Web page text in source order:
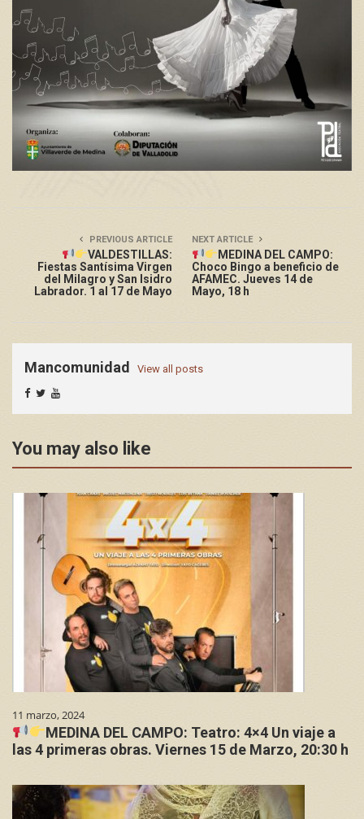
PREVIOUS ARTICLE
VALDESTILLAS:
Fiestas Santísima Virgen
del Milagro y San Isidro
Labrador. 1 al 17 de Mayo
NEXT ARTICLE
MEDINA DEL CAMPO:
Choco Bingo a beneficio de
AFAMEC. Jueves 14 de
Mayo, 18 h
Mancomunidad View all posts
You may also like
11 marzo, 2024
MEDINA DEL CAMPO: Teatro: 4×4 Un viaje a
las 4 primeras obras. Viernes 15 de Marzo, 20:30 h